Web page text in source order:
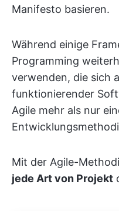
Manifesto basieren.
Während einige
Programming
verwenden, die sich
funktionierender
Agile mehr als nur
Mit der Agile-
jede Art von Projekt